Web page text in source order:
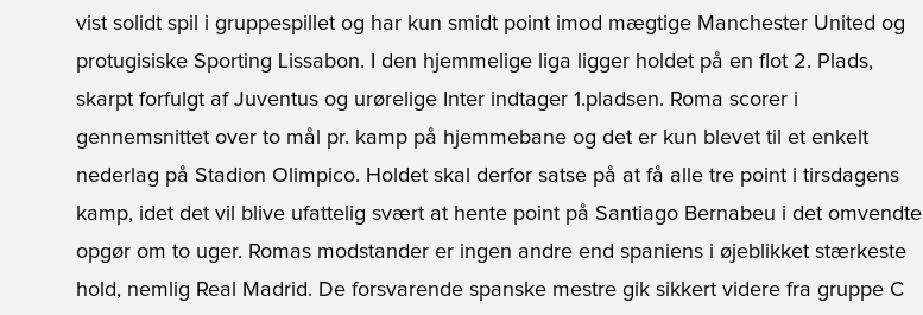
vist solidt spil i gruppespillet og har kun smidt point imod mægtige Manchester United og
protugisiske Sporting Lissabon. I den hjemmelige liga ligger holdet på en flot 2. Plads,
skarpt forfulgt af Juventus og urørelige Inter indtager 1.pladsen. Roma scorer i
gennemsnittet over to mål pr. kamp på hjemmebane og det er kun blevet til et enkelt
nederlag på Stadion Olimpico. Holdet skal derfor satse på at få alle tre point i tirsdagens
kamp, idet det vil blive ufattelig svært at hente point på Santiago Bernabeu i det omvendte
opgør om to uger. Romas modstander er ingen andre end spaniens i øjeblikket stærkeste
hold, nemlig Real Madrid. De forsvarende spanske mestre gik sikkert videre fra gruppe C